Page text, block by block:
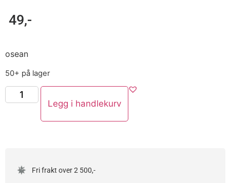
49,-
osean
50+ på lager
Legg i handlekurv
Fri frakt over 2 500,-